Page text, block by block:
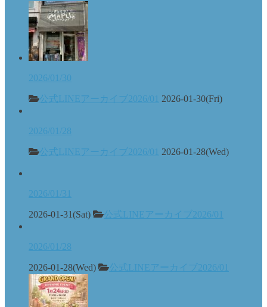
2026/01/30
公式LINEアーカイブ2026/01 2026-01-30(Fri)
2026/01/28
公式LINEアーカイブ2026/01 2026-01-28(Wed)
2026/01/31
2026-01-31(Sat) 公式LINEアーカイブ2026/01
2026/01/28
2026-01-28(Wed) 公式LINEアーカイブ2026/01